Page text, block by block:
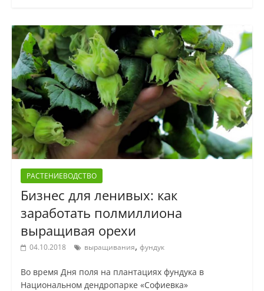
РАСТЕНИЕВОДСТВО
Бизнес для ленивых: как
заработать полмиллиона
выращивая орехи
04.10.2018 выращивания, фундук
Во время Дня поля на плантациях фундука в
Национальном дендропарке «Софиевка»